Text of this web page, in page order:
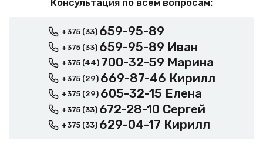
Консультация по всем вопросам:
+375 (33) 659-95-89
+375 (33) 659-95-89 Иван
+375 (44) 700-32-59 Марина
+375 (29) 669-87-46 Кирилл
+375 (29) 605-32-15 Елена
+375 (33) 672-28-10 Сергей
+375 (33) 629-04-17 Кирилл